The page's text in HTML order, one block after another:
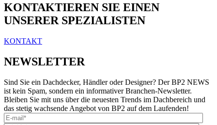
KONTAKTIEREN SIE EINEN
UNSERER SPEZIALISTEN
KONTAKT
NEWSLETTER
Sind Sie ein Dachdecker, Händler oder Designer? Der BP2 NEWS
ist kein Spam, sondern ein informativer Branchen-Newsletter.
Bleiben Sie mit uns über die neuesten Trends im Dachbereich und
das stetig wachsende Angebot von BP2 auf dem Laufenden!